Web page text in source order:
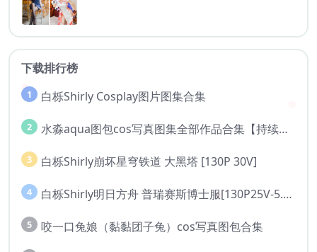
下载排行榜
1 白栎Shirly Cosplay图片图集合集
2 水淼aqua图包cos写真图集全部作品合集【持续更新..】
3 白栎Shirly崩坏星穹铁道 大黑塔 [130P 30V]
4 白栎Shirly明日方舟 普瑞赛斯博士服[130P25V-5.76G]
5 咬一口兔娘（黏黏团子兔）cos写真图包合集